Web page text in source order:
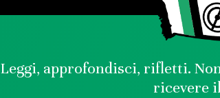
Leggi, approfondisci, rifletti.
ricevere